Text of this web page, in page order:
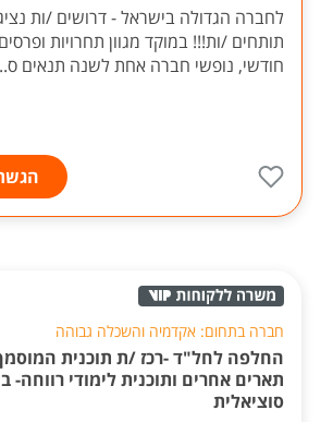
לחברה הגדולה בישראל - דרושים /ות
תותחים /ות!!! במוקד מגוון תחרויות
חודשי, נופשי חברה אחת לשנה תנאים
חברה בתחום: אקדמיה והשכלה גבוהה
החלפה לחל"ד -רכז /ת תוכנית
תארים אחרים ותוכנית לימודי
סוציאלית